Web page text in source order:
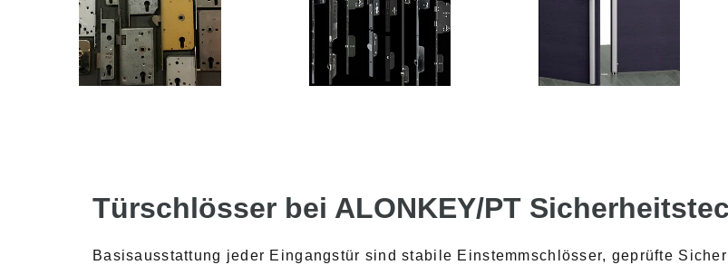
Türschlösser bei ALONKEY/PT
Basisausstattung jeder Eingangstür sind stabile Einstemmschlösser, geprüfte